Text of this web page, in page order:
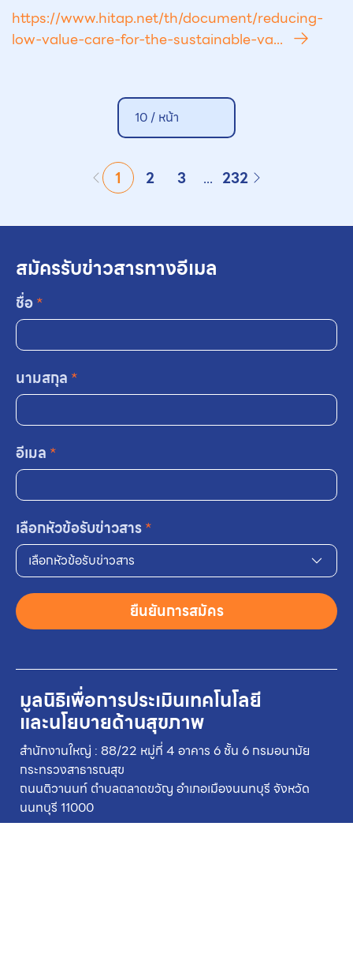
https://www.hitap.net/th/document/reducing-
low-value-care-for-the-sustainable-va...
10 / หน้า
1 2 3 ... 232
มูลนิธิเพื่อการประเมินเทคโนโลยี
และนโยบายด้านสุขภาพ
สำนักงานใหญ่ : 88/22 หมู่ที่ 4 อาคาร 6 ชั้น 6 กรมอนามัย
กระทรวงสาธารณสุข
ถนนติวานนท์ ตำบลตลาดขวัญ อำเภอเมืองนนทบุรี จังหวัด
นนทบุรี 11000
สมัครรับข่าวสารทางอีเมล
ชื่อ*
นามสกุล *
อีเมล *
เลือกหัวข้อรับข่าวสาร*
เลือกหัวข้อรับข่าวสาร
ยืนยันการสมัคร